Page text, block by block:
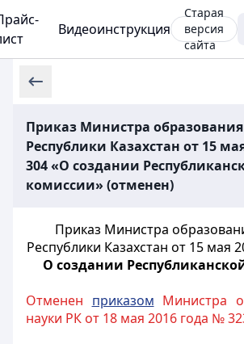
Видеоинструкция
Старая
версия
сайта
Приказ Министра
Республики Казахстан от 15
304 «О создании
комиссии» (отменен)
Приказ Министра
Республики Казахстан от 15 мая
О создании
Отменен приказом Министра
науки РК от 18 мая 2016 года №